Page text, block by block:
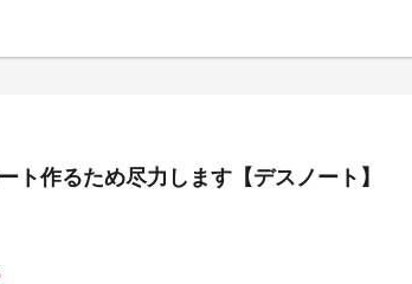
作るため尽力します【デスノート】